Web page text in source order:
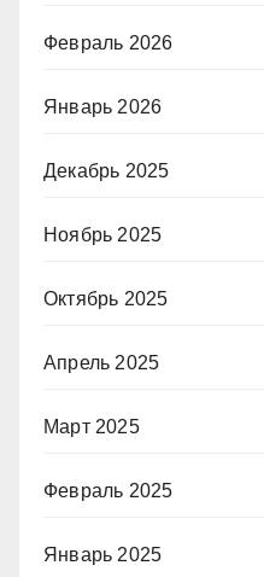
Февраль 2026
Январь 2026
Декабрь 2025
Ноябрь 2025
Октябрь 2025
Апрель 2025
Март 2025
Февраль 2025
Январь 2025